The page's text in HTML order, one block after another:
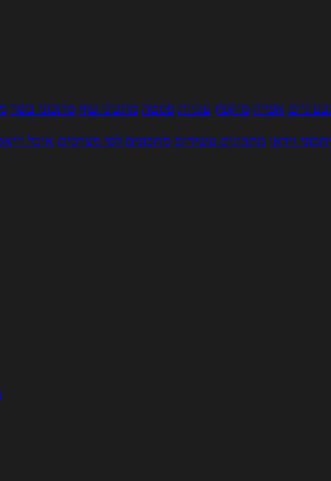
אפייה מוקפץ עוגיות פסטה מתכוני עוף מתכוני בשר
וידאו מתכונים עשירים מתכונים לפי מצרכים אוכל